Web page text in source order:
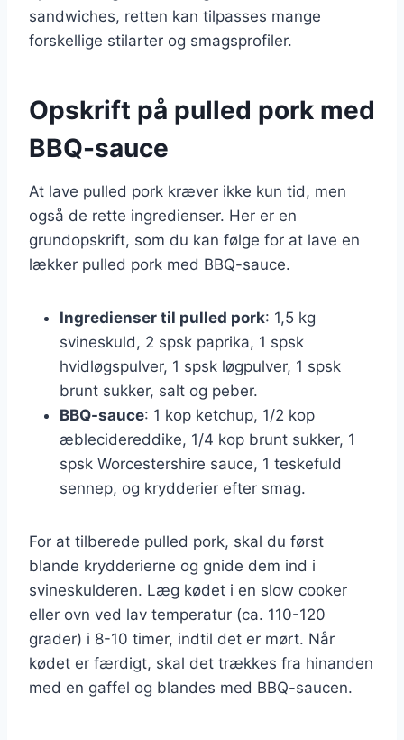
sandwiches, retten kan tilpasses mange
forskellige stilarter og smagsprofiler.
Opskrift på pulled pork med
BBQ-sauce
At lave pulled pork kræver ikke kun tid, men
også de rette ingredienser. Her er en
grundopskrift, som du kan følge for at lave en
lækker pulled pork med BBQ-sauce.
Ingredienser til pulled pork: 1,5 kg
svineskuld, 2 spsk paprika, 1 spsk
hvidløgspulver, 1 spsk løgpulver, 1 spsk
brunt sukker, salt og peber.
BBQ-sauce: 1 kop ketchup, 1/2 kop
æblecidereddike, 1/4 kop brunt sukker, 1
spsk Worcestershire sauce, 1 teskefuld
sennep, og krydderier efter smag.
For at tilberede pulled pork, skal du først
blande krydderierne og gnide dem ind i
svineskulderen. Læg kødet i en slow cooker
eller ovn ved lav temperatur (ca. 110-120
grader) i 8-10 timer, indtil det er mørt. Når
kødet er færdigt, skal det trækkes fra hinanden
med en gaffel og blandes med BBQ-saucen.